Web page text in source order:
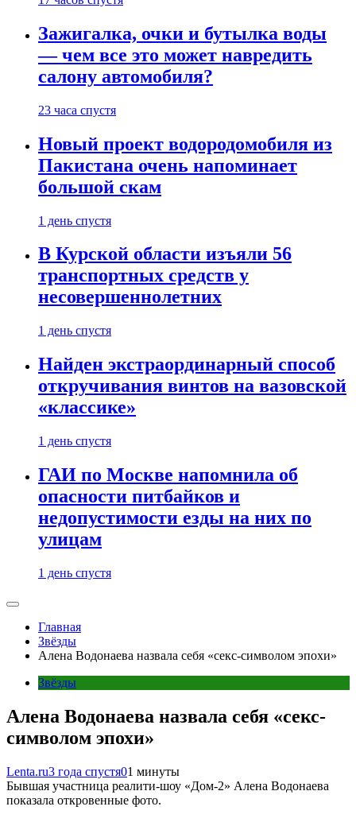
Зажигалка, очки и бутылка воды
— чем все это может навредить
салону автомобиля?
23 часа спустя
Новый проект водородомобиля из
Пакистана очень напоминает
большой скам
1 день спустя
В Курской области изъяли 56
транспортных средств у
несовершеннолетних
1 день спустя
Найден экстраординарный способ
откручивания винтов на вазовской
«классике»
1 день спустя
ГАИ по Москве напомнила об
опасности питбайков и
недопустимости езды на них по
улицам
1 день спустя
Главная
Звёзды
Алена Водонаева назвала себя «секс-символом эпохи»
Звёзды
Алена Водонаева назвала себя «секс-
символом эпохи»
Lenta.ru3 года спустя01 минуты
Бывшая участница реалити-шоу «Дом-2» Алена Водонаева
показала откровенные фото.